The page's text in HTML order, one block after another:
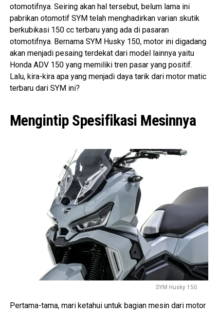
otomotifnya. Seiring akan hal tersebut, belum lama ini
pabrikan otomotif SYM telah menghadirkan varian skutik
berkubikasi 150 cc terbaru yang ada di pasaran
otomotifnya. Bernama SYM Husky 150, motor ini digadang
akan menjadi pesaing terdekat dari model lainnya yaitu
Honda ADV 150 yang memiliki tren pasar yang positif.
Lalu, kira-kira apa yang menjadi daya tarik dari motor matic
terbaru dari SYM ini?
Mengintip Spesifikasi Mesinnya
SYM Husky 150.
Pertama-tama, mari ketahui untuk bagian mesin dari motor